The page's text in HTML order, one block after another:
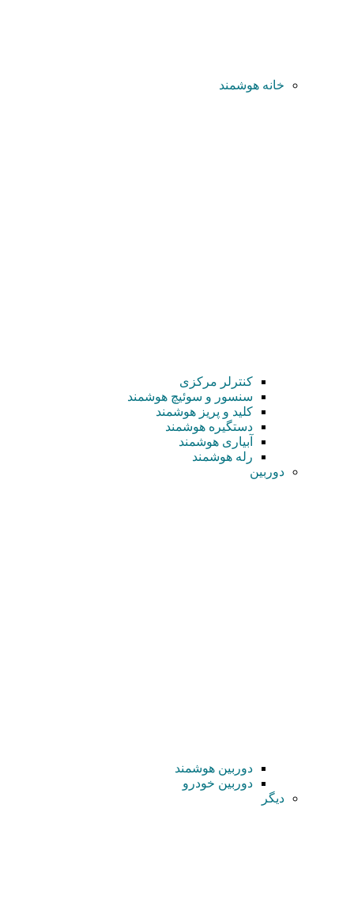
خانه هوشمند
کنترلر مرکزی
سنسور و سوئیچ هوشمند
کلید و پریز هوشمند
دستگیره هوشمند
آبیاری هوشمند
رله هوشمند
دوربین
دوربین هوشمند
دوربین خودرو
دیگر